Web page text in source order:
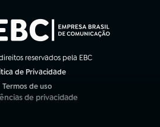
reservados pela EBC
de Privacidade
Termos de uso
(abre em nova aba)
de privacidade